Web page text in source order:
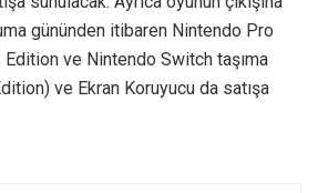
gününden itibaren Nintendo Pro
ve Nintendo Switch taşıma
ve Ekran Koruyucu da satışa